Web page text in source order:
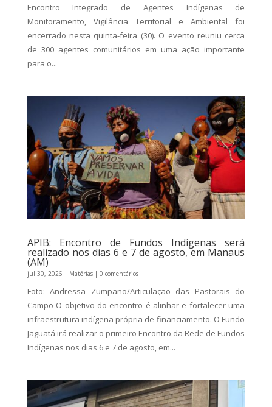
Encontro Integrado de Agentes Indígenas de
Monitoramento, Vigilância Territorial e Ambiental foi
encerrado nesta quinta-feira (30). O evento reuniu cerca
de 300 agentes comunitários em uma ação importante
para o...
APIB: Encontro de Fundos Indígenas será
realizado nos dias 6 e 7 de agosto, em Manaus
(AM)
jul 30, 2026 | Matérias| 0 comentários
Foto: Andressa Zumpano/Articulação das Pastorais do
Campo O objetivo do encontro é alinhar e fortalecer uma
infraestrutura indígena própria de financiamento. O Fundo
Jaguatá irá realizar o primeiro Encontro da Rede de Fundos
Indígenas nos dias 6 e 7 de agosto, em...